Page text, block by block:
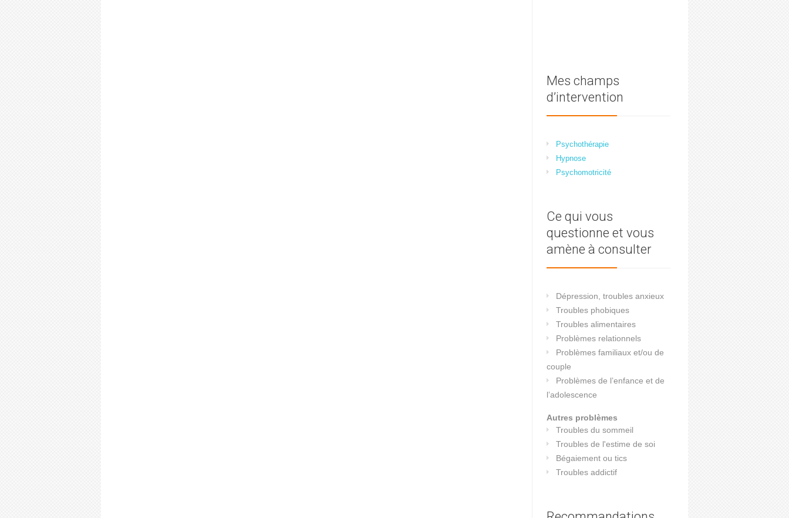
Mes champs
d’intervention
Psychothérapie
Hypnose
Psychomotricité
Ce qui vous
questionne et vous
amène à consulter
Dépression, troubles anxieux
Troubles phobiques
Troubles alimentaires
Problèmes relationnels
Problèmes familiaux et/ou de
couple
Problèmes de l’enfance et de
l’adolescence
Autres problèmes
Troubles du sommeil
Troubles de l'estime de soi
Bégaiement ou tics
Troubles addictif